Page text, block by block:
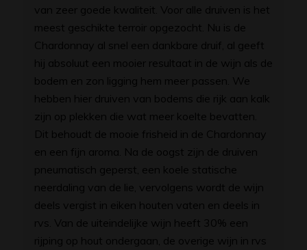
van zeer goede kwaliteit. Voor alle druiven is het
meest geschikte terroir opgezocht. Nu is de
Chardonnay al snel een dankbare druif, al geeft
hij absoluut een mooier resultaat in de wijn als de
bodem en zon ligging hem meer passen. We
hebben hier druiven van bodems die rijk aan kalk
zijn op plekken die wat meer koelte bevatten.
Dit behoudt de mooie frisheid in de Chardonnay
en een fijn aroma. Na de oogst zijn de druiven
pneumatisch geperst, een koele statische
neerdaling van de lie, vervolgens wordt de wijn
deels vergist in eiken houten vaten en deels in
rvs. Van de uiteindelijke wijn heeft 30% een
rijping op hout ondergaan, de overige wijn in rvs